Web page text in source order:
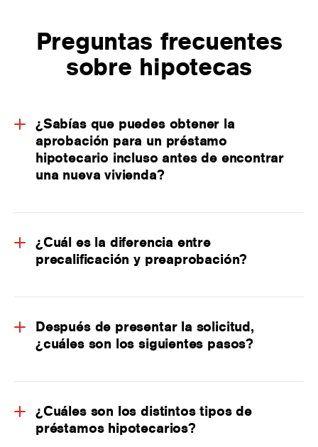
Preguntas frecuentes
sobre hipotecas
¿Sabías que puedes obtener la
aprobación para un préstamo
hipotecario incluso antes de encontrar
una nueva vivienda?
¿Cuál es la diferencia entre
precalificación y preaprobación?
Después de presentar la solicitud,
¿cuáles son los siguientes pasos?
¿Cuáles son los distintos tipos de
préstamos hipotecarios?